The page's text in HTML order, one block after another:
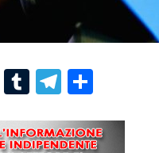
LinkedIn
TumblrTelegram